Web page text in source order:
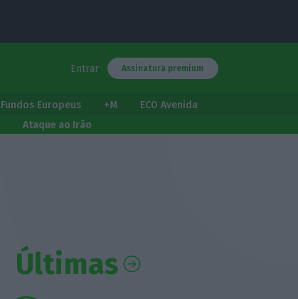
Entrar Assinatura premium
Fundos Europeus +M
ECO Avenida
Ataque ao Irão
Últimas